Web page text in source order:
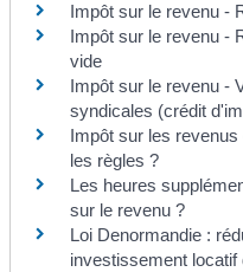
Impôt sur le revenu -
Impôt sur le revenu -
vide
Impôt sur le revenu -
syndicales (crédit
Impôt sur les
les règles ?
Les heures
sur le revenu ?
Loi Denormandie :
investissement locatif